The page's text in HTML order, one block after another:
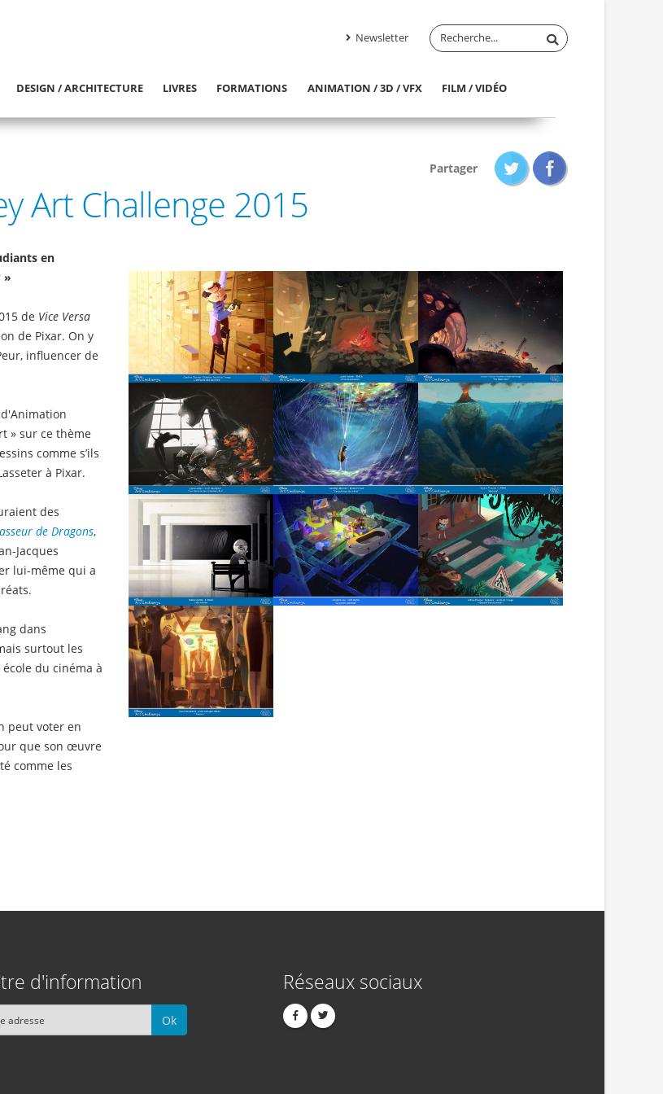
Newsletter
DESIGN / ARCHITECTURE LIVRES FORMATIONS ANIMATION / 3D / VFX FILM / VIDÉO
Partager
Art Challenge 2015
en
»
de Vice Versa
de Pixar. On y
influencer de
» sur ce thème
comme s’ils
à Pixar.
des
de Dragons,
Jacques
lui-même qui a
dans
surtout les
école du cinéma à
peut voter en
que son œuvre
comme les
d'information
Ok
Réseaux sociaux